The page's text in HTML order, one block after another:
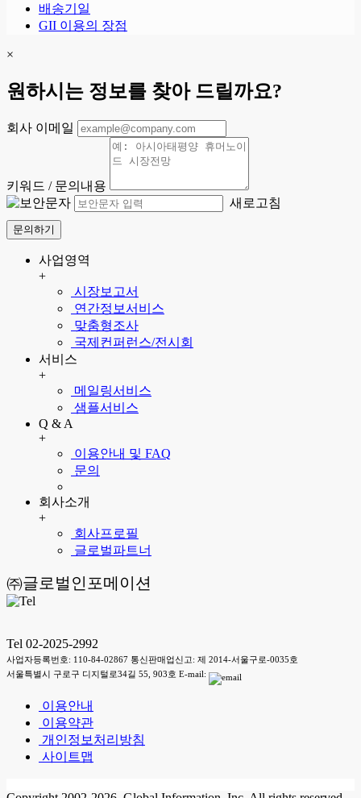
배송기일
GII 이용의 장점
×
원하시는 정보를 찾아 드릴까요?
회사 이메일
키워드 / 문의내용
새로고침
문의하기
사업영역
+
시장보고서
연간정보서비스
맞춤형조사
국제컨퍼런스/전시회
서비스
+
메일링서비스
샘플서비스
Q & A
+
이용안내 및 FAQ
문의
회사소개
+
회사프로필
글로벌파트너
㈜글로벌인포메이션
Tel 02-2025-2992
사업자등록번호: 110-84-02867 통신판매업신고: 제 2014-서울구로-0035호
서울특별시 구로구 디지털로34길 55, 903호 E-mail:
이용안내
이용약관
개인정보처리방침
사이트맵